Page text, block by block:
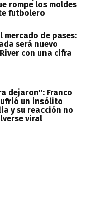
rompe los moldes
futbolero
mercado de pases:
será nuevo
con una cifra
dejaron": Franco
un insólito
y su reacción no
viral